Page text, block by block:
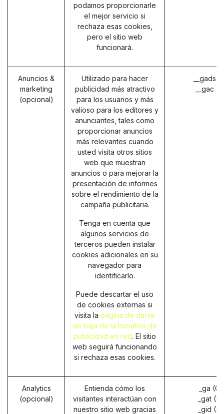
podamos proporcionarle
el mejor servicio si
rechaza esas cookies,
pero el sitio web
funcionará.
Anuncios &
marketing
(opcional)
Utilizado para hacer
publicidad más atractivo
para los usuarios y más
valioso para los editores y
anunciantes, tales como
proporcionar anuncios
más relevantes cuando
usted visita otros sitios
web que muestran
anuncios o para mejorar la
presentación de informes
sobre el rendimiento de la
campaña publicitaria.
Tenga en cuenta que
algunos servicios de
terceros pueden instalar
cookies adicionales en su
navegador para
identificarlo.
Puede descartar el uso
de cookies externas si
visita la página de darse
de baja de la Iniciativa de
publicidad en red. El sitio
web seguirá funcionando
si rechaza esas cookies.
__gads
__gac
Analytics
(opcional)
Entienda cómo los
visitantes interactúan con
nuestro sitio web gracias
_ga
_gat
_gid